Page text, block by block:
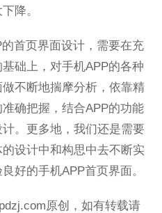
降。
首页界面设计，需要在充
础上，对手机APP的各种
不断地揣摩分析，依靠精
确把握，结合APP的功能
。更多地，我们还是需要
设计中和构思中去不断实
好的手机APP首页界面。
原创，如有转载请